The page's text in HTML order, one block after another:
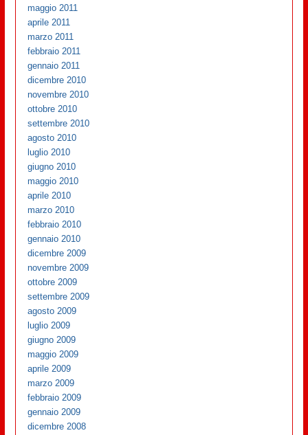
maggio 2011
aprile 2011
marzo 2011
febbraio 2011
gennaio 2011
dicembre 2010
novembre 2010
ottobre 2010
settembre 2010
agosto 2010
luglio 2010
giugno 2010
maggio 2010
aprile 2010
marzo 2010
febbraio 2010
gennaio 2010
dicembre 2009
novembre 2009
ottobre 2009
settembre 2009
agosto 2009
luglio 2009
giugno 2009
maggio 2009
aprile 2009
marzo 2009
febbraio 2009
gennaio 2009
dicembre 2008